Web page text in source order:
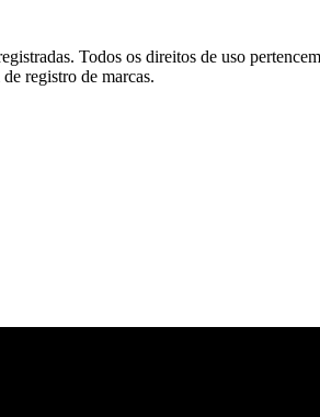
Todos os direitos de uso
registro de marcas.